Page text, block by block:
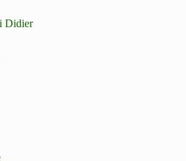
Didier